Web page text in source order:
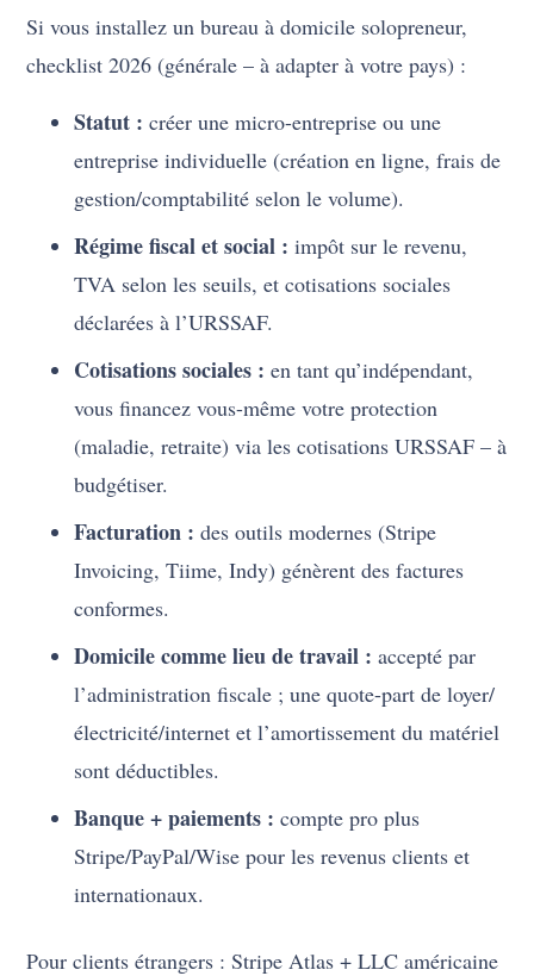
Si vous installez un bureau à domicile solopreneur,
checklist 2026 (générale – à adapter à votre pays) :
Statut : créer une micro-entreprise ou une
entreprise individuelle (création en ligne, frais de
gestion/comptabilité selon le volume).
Régime fiscal et social : impôt sur le revenu,
TVA selon les seuils, et cotisations sociales
déclarées à l’URSSAF.
Cotisations sociales : en tant qu’indépendant,
vous financez vous-même votre protection
(maladie, retraite) via les cotisations URSSAF – à
budgétiser.
Facturation : des outils modernes (Stripe
Invoicing, Tiime, Indy) génèrent des factures
conformes.
Domicile comme lieu de travail : accepté par
l’administration fiscale ; une quote-part de loyer/
électricité/internet et l’amortissement du matériel
sont déductibles.
Banque + paiements : compte pro plus
Stripe/PayPal/Wise pour les revenus clients et
internationaux.
Pour clients étrangers : Stripe Atlas + LLC américaine